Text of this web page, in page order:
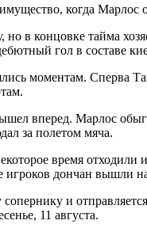
когда
но в концовке тайма
гол в составе
моментам. Сперва
вперед. Марлос
за полетом мяча.
время отходили
игроков дончан
и
11 августа.